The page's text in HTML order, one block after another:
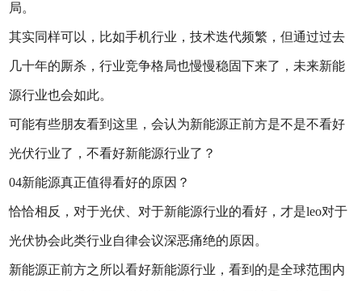
局。
其实同样可以，比如手机行业，技术迭代频繁，但通过过去
几十年的厮杀，行业竞争格局也慢慢稳固下来了，未来新能
源行业也会如此。
可能有些朋友看到这里，会认为新能源正前方是不是不看好
光伏行业了，不看好新能源行业了？
04新能源真正值得看好的原因？
恰恰相反，对于光伏、对于新能源行业的看好，才是leo对于
光伏协会此类行业自律会议深恶痛绝的原因。
新能源正前方之所以看好新能源行业，看到的是全球范围内